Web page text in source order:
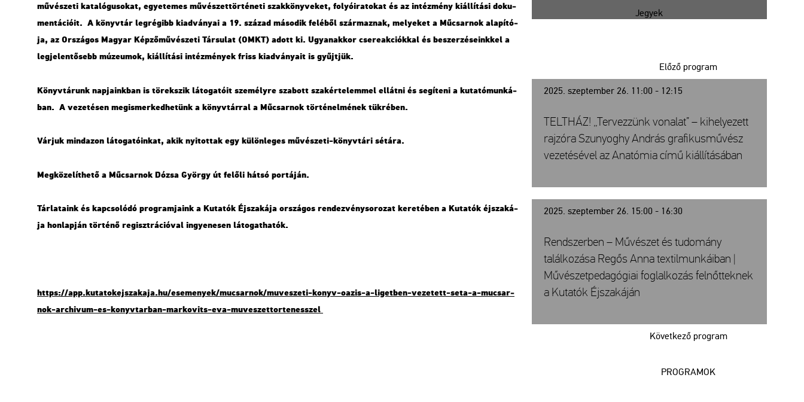
mű­vé­sze­ti ka­ta­ló­gu­so­kat, egye­te­mes mű­vé­szet­tör­té­ne­ti szak­köny­ve­ket, fo­lyó­ira­to­kat és az in­téz­mény ki­ál­lí­tá­si do­ku­
men­tá­ci­ó­it. A könyv­tár leg­ré­gibb ki­ad­vá­nyai a 19. szá­zad má­so­dik fe­lé­ből szár­maz­nak, me­lye­ket a Mű­csar­nok ala­pí­tó­
ja, az Or­szá­gos Ma­gyar Kép­ző­mű­vé­sze­ti Tár­su­lat (OMKT) adott ki. Ugyan­ak­kor cse­re­ak­ci­ók­kal és be­szer­zé­se­ink­kel a
leg­je­len­tő­sebb mú­ze­u­mok, ki­ál­lí­tá­si in­téz­mé­nyek friss ki­ad­vá­nya­it is gyűjt­jük.
Könyv­tá­runk nap­ja­ink­ban is tö­rek­szik lá­to­ga­tó­it sze­mély­re sza­bott szak­ér­te­lem­mel el­lát­ni és se­gí­te­ni a ku­ta­tó­mun­ká­
ban. A ve­ze­té­sen meg­is­mer­ked­he­tünk a könyv­tár­ral a Mű­csar­nok tör­té­nel­mé­nek tük­ré­ben.
Vár­juk mind­azon lá­to­ga­tó­in­kat, akik nyi­tot­tak egy kü­lön­le­ges mű­vé­sze­ti-könyv­tá­ri sé­tá­ra.
Meg­kö­ze­lít­he­tő a Mű­csar­nok Dózsa György út fe­lő­li hátsó por­tá­ján.
Tár­la­ta­ink és kap­cso­ló­dó prog­ram­ja­ink a Ku­ta­tók Éj­sza­ká­ja or­szá­gos ren­dez­vény­so­ro­zat ke­re­té­ben a Ku­ta­tók éj­sza­ká­
ja hon­lap­ján tör­té­nő re­giszt­rá­ci­ó­val in­gye­ne­sen lá­to­gat­ha­tók.
https://​app.​kut​atok​ejsz​akaj​a.​hu/​ese­me­nyek/​mu­csar­nok/​mu­ve­sze­ti-​konyv-​oazis-​a-​li­get­ben-​ve­ze­tett-​seta-​a-​mu­csar­
nok-​ar­chi­vum-​es-​konyv­tar­ban-​mark­ovits-​eva-​muv​esze​ttor​tene​ssze​l
Jegyek
2025. szeptember 26. 11:00 - 12:15
Előző program
TELTHÁZ! „Tervezzünk vonalat” – kihelyezett
rajzóra Szunyoghy András grafikusművész
vezetésével az Anatómia című kiállításában
2025. szeptember 26. 15:00 - 16:30
Következő program
Rendszerben – Művészet és tudomány
találkozása Regős Anna textilmunkáiban |
Művészetpedagógiai foglalkozás felnőtteknek
a Kutatók Éjszakáján
PROGRAMOK